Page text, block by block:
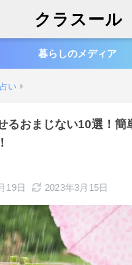
クラスール
暮らしのメディア
占い
るおまじない10選！簡
19日 2023年3月15日